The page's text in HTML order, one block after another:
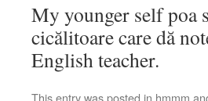
My younger self poa
cicălitoare care dă
English teacher.
This entry was posted in hmmm